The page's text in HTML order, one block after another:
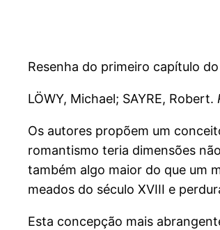
Resenha do primeiro capítulo
LÖWY, Michael; SAYRE, Robert.
Os autores propõem um
romantismo teria dimensões
também algo maior do que um
meados do século XVIII e
Esta concepção mais